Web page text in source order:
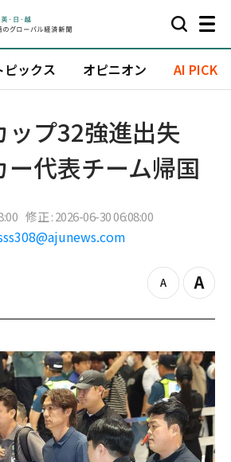
ピックス オピニオン AI PICK
ップ32強進出失
代表チーム帰国
修正 : 2026-06-30 06:08:00
z
o
o
u
t
Z
o
i
n